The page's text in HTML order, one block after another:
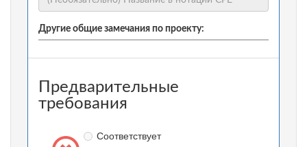
Другие общие замечания по проекту:
Предварительные
требования
Соответствует